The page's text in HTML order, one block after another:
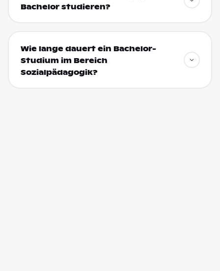
Bachelor studieren?
Wie lange dauert ein Bachelor-
Studium im Bereich
Sozialpädagogik?